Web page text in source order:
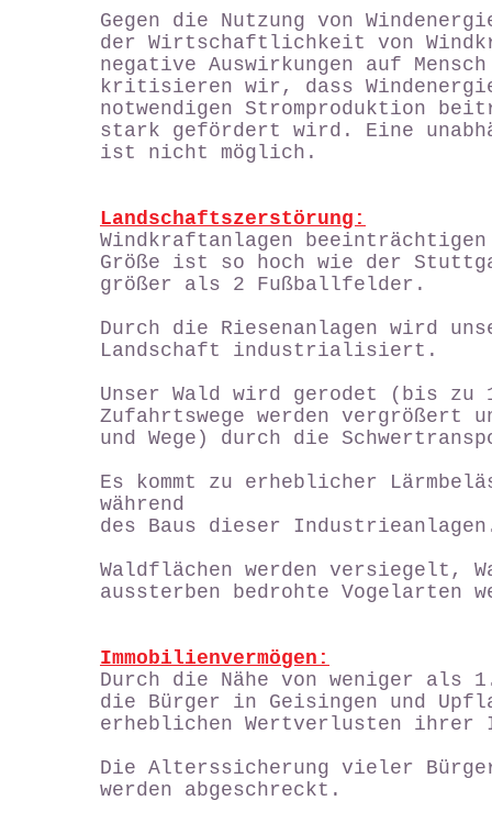
Gegen die Nutzung von
der Wirtschaftlichkeit von
negative Auswirkungen auf
kritisieren wir, dass
notwendigen Stromproduktion
stark gefördert wird. Eine
ist nicht möglich.
Landschaftszerstörung:
Windkraftanlagen
Größe ist so hoch wie der
größer als 2 Fußballfelder.
Durch die Riesenanlagen wird
Landschaft industrialisiert.
Unser Wald wird gerodet (bis
Zufahrtswege werden
und Wege) durch die
Es kommt zu erheblicher
während
des Baus dieser
Waldflächen werden versiegelt,
aussterben bedrohte Vogelarten
Immobilienvermögen:
Durch die Nähe von weniger als
die Bürger in Geisingen und
erheblichen Wertverlusten ihrer
Die Alterssicherung vieler
werden abgeschreckt.